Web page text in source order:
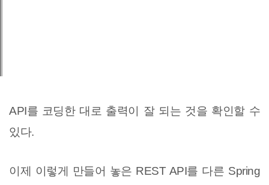
API를 코딩한 대로 출력이 잘 되는 것을 확인할 수
있다.
이제 이렇게 만들어 놓은 REST API를 다른 Spring